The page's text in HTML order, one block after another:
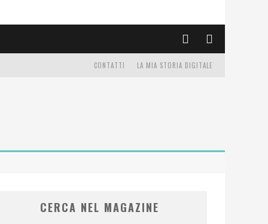
LA MIA STORIA DIGITALE
CONTATTI
CERCA NEL MAGAZINE